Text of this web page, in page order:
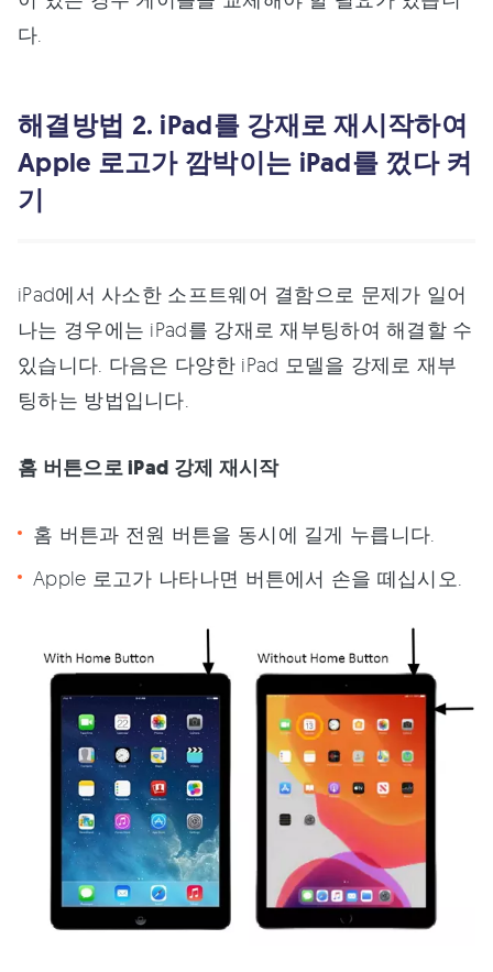
다.
해결방법 2. iPad를 강재로 재시작하여
Apple 로고가 깜박이는 iPad를 껐다 켜
기
iPad에서 사소한 소프트웨어 결함으로 문제가 일어
나는 경우에는 iPad를 강재로 재부팅하여 해결할 수
있습니다. 다음은 다양한 iPad 모델을 강제로 재부
팅하는 방법입니다.
홈 버튼으로 iPad 강제 재시작
홈 버튼과 전원 버튼을 동시에 길게 누릅니다.
Apple 로고가 나타나면 버튼에서 손을 떼십시오.